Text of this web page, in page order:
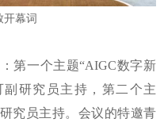
开幕词
第一个主题“AIGC数字新
研究员主持，第二个主
究员主持。会议的特邀青